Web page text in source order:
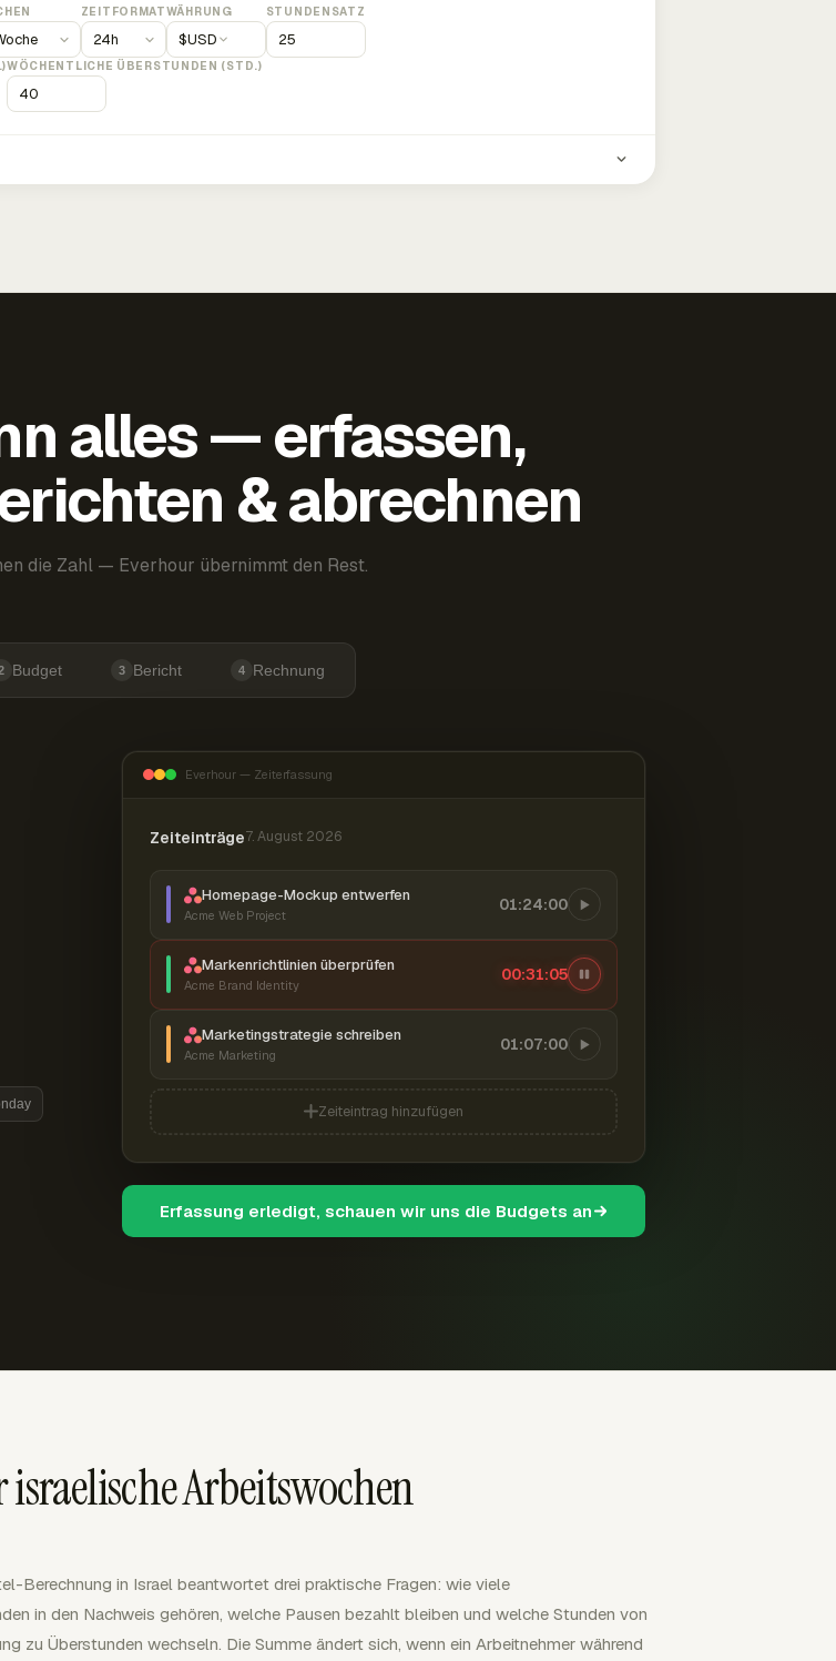
ZEITFORMATWÄHRUNG
$USD
STUNDENSATZ
WÖCHENTLICHE ÜBERSTUNDEN (STD.)
alles — erfassen,
& abrechnen
die Zahl — Everhour übernimmt den Rest.
Budget 3 Bericht 4 Rechnung
Everhour — Zeiterfassung
Zeiteinträge7. August 2026
Homepage-Mockup entwerfen
Acme Web Project
01:24:00
Markenrichtlinien überprüfen
Acme Brand Identity
00:31:06
Marketingstrategie schreiben
Acme Marketing
01:07:00
Zeiteintrag hinzufügen
Erfassung erledigt, schauen wir uns die Budgets an
Arbeitswochen
Berechnung in Israel beantwortet drei praktische Fragen: wie viele
in den Nachweis gehören, welche Pausen bezahlt bleiben und welche Stunden von
zu Überstunden wechseln. Die Summe ändert sich, wenn ein Arbeitnehmer während